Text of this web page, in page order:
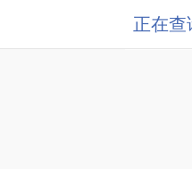
正在查